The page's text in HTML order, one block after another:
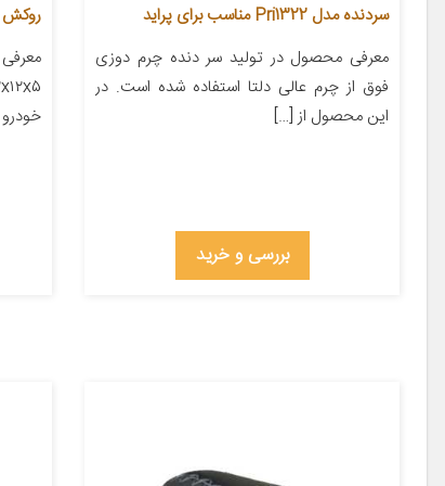
سردنده مدل Pri1322 مناسب برای پراید
معرفی محصول در تولید سر دنده چرم دوزی
فوق از چرم عالی دلتا استفاده شده است. در
این محصول از […]
بررسی و خرید
روکش
خودرو پژو ۲۰۶ پژو ۲۰۷